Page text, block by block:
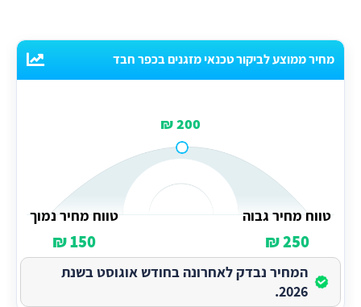
מחיר ממוצע לביקור טכנאי מזגנים בכפר חבד
200 ₪
טווח מחיר גבוה
250 ₪
טווח מחיר נמוך
150 ₪
המחיר נבדק לאחרונה בחודש אוגוסט בשנת
2026.